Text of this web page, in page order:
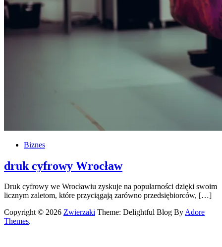
Biznes
druk cyfrowy Wrocław
Druk cyfrowy we Wrocławiu zyskuje na popularności dzięki swoim
licznym zaletom, które przyciągają zarówno przedsiębiorców, […]
Copyright © 2026 Zwierzaki Theme: Delightful Blog ByAdore
Themes.